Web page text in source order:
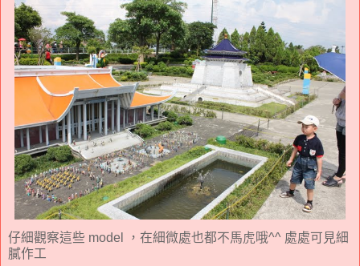
仔細觀察這些 model ，在細微處也都不馬虎哦^^ 處處可見細
膩作工